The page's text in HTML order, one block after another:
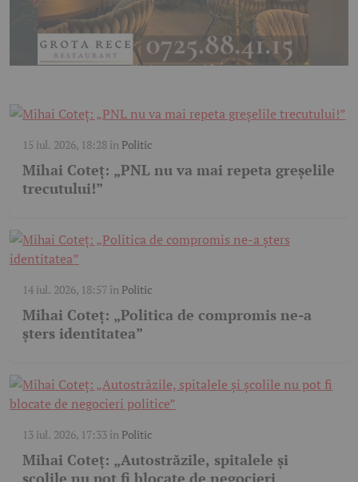
15 iul. 2026, 18:28în Politic
Mihai Coteț: „PNL nu va mai repeta greșelile
trecutului!”
14 iul. 2026, 18:57în Politic
Mihai Coteț: „Politica de compromis ne-a
șters identitatea”
13 iul. 2026, 17:33în Politic
Mihai Coteț: „Autostrăzile, spitalele și
școlile nu pot fi blocate de negocieri